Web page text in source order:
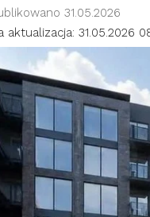
aktualizacja: 31.05.2026
31.05.2026